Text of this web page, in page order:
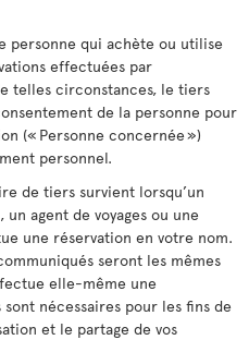
personne qui achète ou utilise
effectuées par
telles circonstances, le tiers
de la personne pour
(« Personne concernée »)
personnel.
de tiers survient lorsqu’un
agent de voyages ou une
une réservation en votre nom.
seront les mêmes
elle-même une
nécessaires pour les fins de
et le partage de vos